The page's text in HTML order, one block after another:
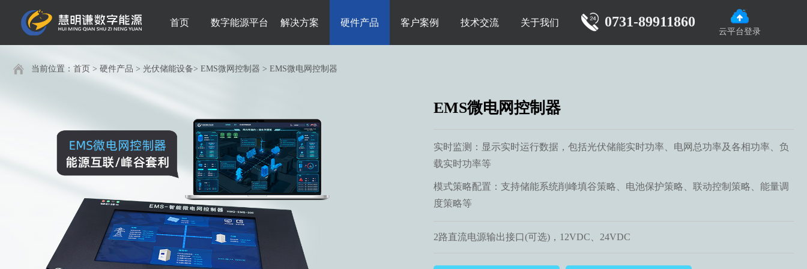
云平台登录
0731-89911860
首页 数字能源平台 解决方案 硬件产品 客户案例 技术交流 关于我们
当前位置： 首页 > 硬件产品 > 光伏储能设备> EMS微网控制器 > EMS微电网控制器
EMS微电网控制器
实时监测：显示实时运行数据，包括光伏储能实时功率、电网总功率及各相功率、负
载实时功率等
模式策略配置：支持储能系统削峰填谷策略、电池保护策略、联动控制策略、能量调
度策略等
2路直流电源输出接口(可选)，12VDC、24VDC